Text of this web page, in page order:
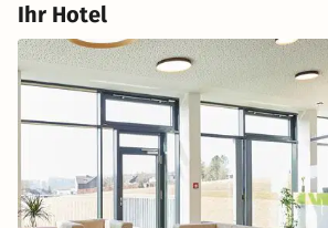
Ihr Hotel